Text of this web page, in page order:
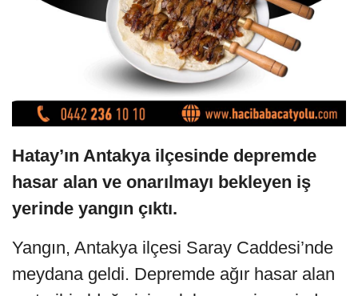
Hatay’ın Antakya ilçesinde depremde
hasar alan ve onarılmayı bekleyen iş
yerinde yangın çıktı.
Yangın, Antakya ilçesi Saray Caddesi’nde
meydana geldi. Depremde ağır hasar alan